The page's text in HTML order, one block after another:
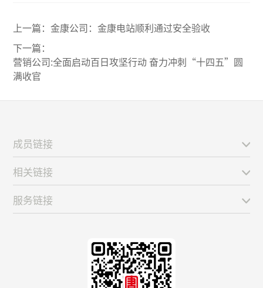
上一篇：金康公司：金康电站顺利通过安全验收
下一篇：
营销公司:全面启动百日攻坚行动 奋力冲刺“十四五”圆
满收官
成员链接
相关链接
服务链接